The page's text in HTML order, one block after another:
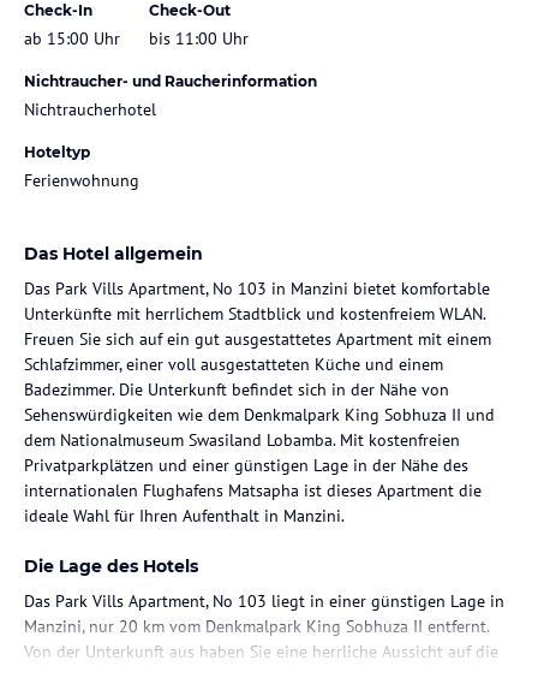
Check-In
ab 15:00 Uhr
Check-Out
bis 11:00 Uhr
Nichtraucher- und Raucherinformation
Nichtraucherhotel
Hoteltyp
Ferienwohnung
Das Hotel allgemein
Das Park Vills Apartment, No 103 in Manzini bietet komfortable
Unterkünfte mit herrlichem Stadtblick und kostenfreiem WLAN.
Freuen Sie sich auf ein gut ausgestattetes Apartment mit einem
Schlafzimmer, einer voll ausgestatteten Küche und einem
Badezimmer. Die Unterkunft befindet sich in der Nähe von
Sehenswürdigkeiten wie dem Denkmalpark King Sobhuza II und
dem Nationalmuseum Swasiland Lobamba. Mit kostenfreien
Privatparkplätzen und einer günstigen Lage in der Nähe des
internationalen Flughafens Matsapha ist dieses Apartment die
ideale Wahl für Ihren Aufenthalt in Manzini.
Die Lage des Hotels
Das Park Vills Apartment, No 103 liegt in einer günstigen Lage in
Manzini, nur 20 km vom Denkmalpark King Sobhuza II entfernt.
Von der Unterkunft aus haben Sie eine herrliche Aussicht auf die